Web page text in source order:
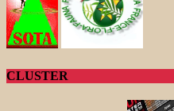
CLUSTER